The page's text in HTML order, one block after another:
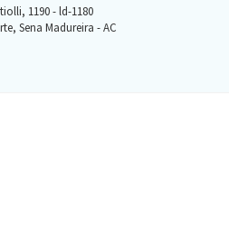
1190 - ld-1180
Sena Madureira - AC